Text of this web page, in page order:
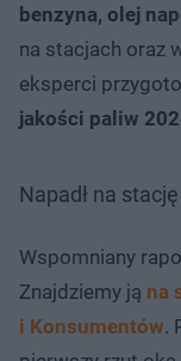
benzyna, olej
na stacjach oraz
eksperci
jakości paliw
Napadł na
Wspomniany
Znajdziemy ją na
i Konsumentów.